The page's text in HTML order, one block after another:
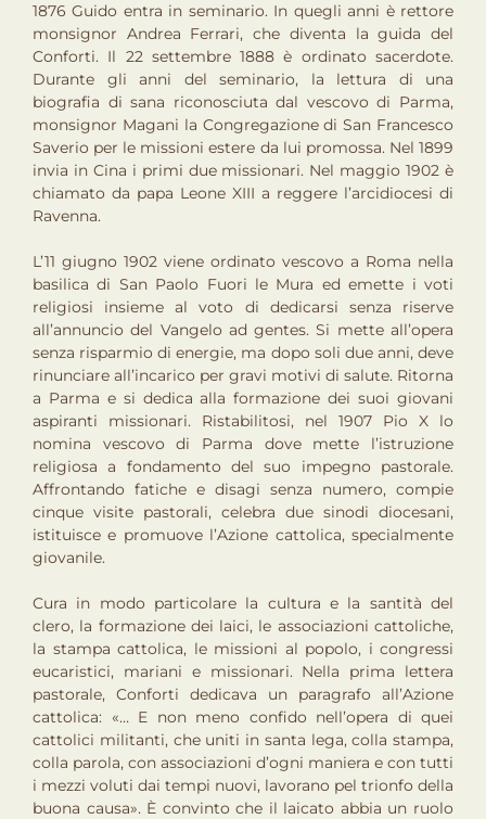
1876 Guido entra in seminario. In quegli anni è rettore
monsignor Andrea Ferrari, che diventa la guida del
Conforti. Il 22 settembre 1888 è ordinato sacerdote.
Durante gli anni del seminario, la lettura di una
biografia di sana riconosciuta dal vescovo di Parma,
monsignor Magani la Congregazione di San Francesco
Saverio per le missioni estere da lui promossa. Nel 1899
invia in Cina i primi due missionari. Nel maggio 1902 è
chiamato da papa Leone XIII a reggere l’arcidiocesi di
Ravenna.
L’11 giugno 1902 viene ordinato vescovo a Roma nella
basilica di San Paolo Fuori le Mura ed emette i voti
religiosi insieme al voto di dedicarsi senza riserve
all’annuncio del Vangelo ad gentes. Si mette all’opera
senza risparmio di energie, ma dopo soli due anni, deve
rinunciare all’incarico per gravi motivi di salute. Ritorna
a Parma e si dedica alla formazione dei suoi giovani
aspiranti missionari. Ristabilitosi, nel 1907 Pio X lo
nomina vescovo di Parma dove mette l’istruzione
religiosa a fondamento del suo impegno pastorale.
Affrontando fatiche e disagi senza numero, compie
cinque visite pastorali, celebra due sinodi diocesani,
istituisce e promuove l’Azione cattolica, specialmente
giovanile.
Cura in modo particolare la cultura e la santità del
clero, la formazione dei laici, le associazioni cattoliche,
la stampa cattolica, le missioni al popolo, i congressi
eucaristici, mariani e missionari. Nella prima lettera
pastorale, Conforti dedicava un paragrafo all’Azione
cattolica: «… E non meno confido nell’opera di quei
cattolici militanti, che uniti in santa lega, colla stampa,
colla parola, con associazioni d’ogni maniera e con tutti
i mezzi voluti dai tempi nuovi, lavorano pel trionfo della
buona causa». È convinto che il laicato abbia un ruolo